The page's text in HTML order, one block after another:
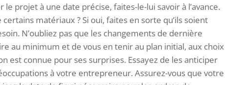
projet à une date précise, faites-le-lui savoir à l’avance.
matériaux ? Si oui, faites en sorte qu’ils soient
N’oubliez pas que les changements de dernière
au minimum et de vous en tenir au plan initial, aux choix
est connue pour ses surprises. Essayez de les anticiper
à votre entrepreneur. Assurez-vous que votre